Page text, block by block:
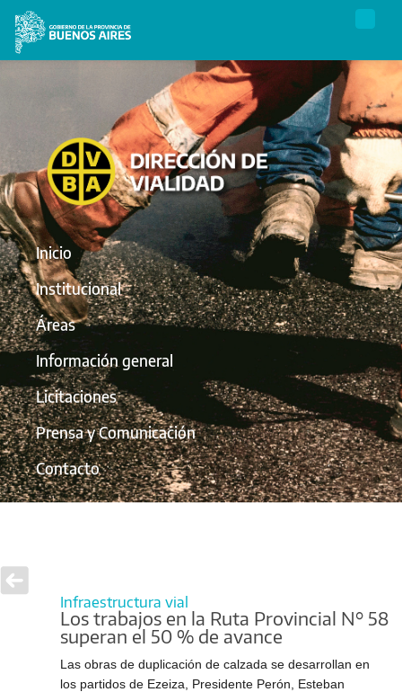
Inicio
Institucional
Áreas
Información general
Licitaciones
Prensa y Comunicación
Contacto
Infraestructura vial
Los trabajos en la Ruta Provincial N° 58
superan el 50 % de avance
Las obras de duplicación de calzada se desarrollan en
los partidos de Ezeiza, Presidente Perón, Esteban